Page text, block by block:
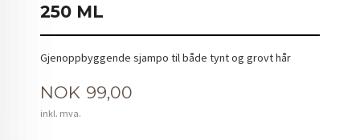
250 ML
Gjenoppbyggende sjampo til både tynt og grovt hår
Pris
NOK 99,00
inkl. mva.